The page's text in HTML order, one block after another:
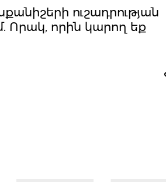
ուշադրության
Որակ, որին կարող եք